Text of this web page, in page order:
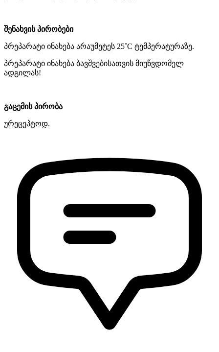
შენახვის პირობები
პრეპარატი ინახება არაუმეტეს 25˚C ტემპერატურაზე.
პრეპარატი ინახება ბავშვებისათვის მიუწვდომელ
ადგილას!
გაცემის პირობა
ურეცეპტოდ.